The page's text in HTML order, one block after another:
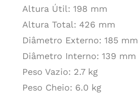
Altura Útil: 198 mm
Altura Total: 426 mm
Diâmetro Externo: 185 mm
Diâmetro Interno: 139 mm
Peso Vazio: 2.7 kg
Peso Cheio: 6.0 kg